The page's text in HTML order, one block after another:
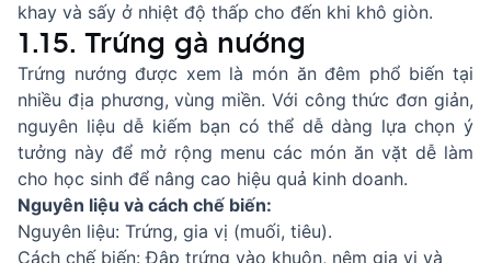
khay và sấy ở nhiệt độ thấp cho đến khi khô giòn.
1.15. Trứng gà nướng
Trứng nướng được xem là món ăn đêm phổ biến tại
nhiều địa phương, vùng miền. Với công thức đơn giản,
nguyên liệu dễ kiếm bạn có thể dễ dàng lựa chọn ý
tưởng này để mở rộng menu các món ăn vặt dễ làm
cho học sinh để nâng cao hiệu quả kinh doanh.
Nguyên liệu và cách chế biến:
Nguyên liệu: Trứng, gia vị (muối, tiêu).
Cách chế biến: Đập trứng vào khuôn, nêm gia vị và